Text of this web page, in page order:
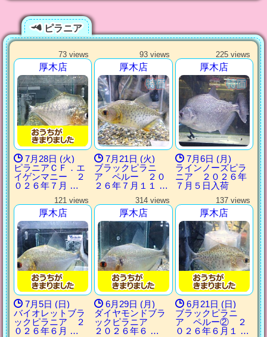
ピラニア
73 views
厚木店
7月28日 (火)
ピラニアＣＦ．エ
イゲンマニー ２
０２６年７月 …
93 views
厚木店
7月21日 (火)
ブラックピラニ
ア ペルー ２０
２６年７月１１ …
225 views
厚木店
7月6日 (月)
ラインノーズピラ
ニア ２０２６年
７月５日入荷
121 views
厚木店
7月5日 (日)
バイオレットブラ
ックピラニア ２
０２６年６月 …
314 views
厚木店
6月29日 (月)
ダイヤモンドブラ
ックピラニア
２０２６年６ …
137 views
厚木店
6月21日 (日)
ブラックピラニ
ア ペルー② ２
０２６年６月１ …